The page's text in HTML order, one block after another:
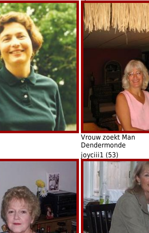
Vrouw zoekt Man
Dendermonde
joyciii1 (53)